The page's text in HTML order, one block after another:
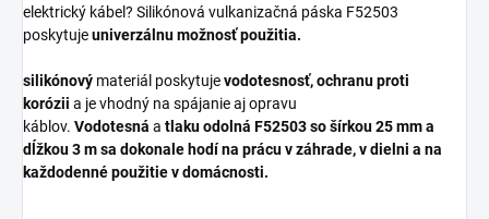
elektrický kábel? Silikónová vulkanizačná páska F52503
poskytujeuniverzálnu možnosť použitia.
silikónový materiál poskytujevodotesnosť, ochranu proti
korózii a je vhodný na spájanie aj opravu
káblov. Vodotesná a tlaku odolná F52503so šírkou 25 mm a
dĺžkou 3 msa dokonale hodí na prácu v záhrade, v dielni a na
každodenné použitie v domácnosti.